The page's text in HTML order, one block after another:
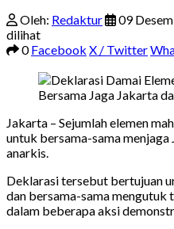
Oleh: Redaktur 09
dilihat
0Facebook X / Twitter
Jakarta – Sejumlah elemen
untuk bersama-sama
anarkis.
Deklarasi tersebut bertujuan
dan bersama-sama mengutuk
dalam beberapa aksi